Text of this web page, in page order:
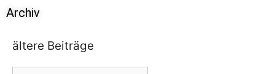
Archiv
ältere Beiträge